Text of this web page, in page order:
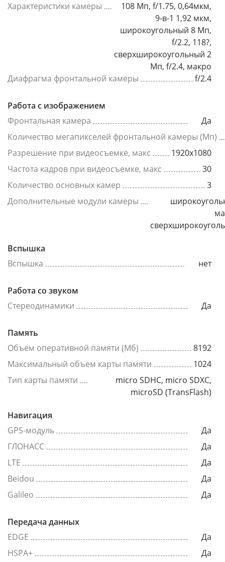
Характеристики камеры
108 Мп, f/1.75, 0,64мкм,
9-в-1 1,92 мкм,
широкоугольный 8 Мп,
f/2.2, 118?,
сверхширокоугольный 2
Мп, f/2.4, макро
Диафрагма фронтальной камеры
f/2.4
Работа с изображением
Фронтальная камера
Да
Количество мегапикселей фронтальной камеры (Мп)
Разрешение при видеосъемке, макс
1920x1080
Частота кадров при видеосъемке, макс
30
Количество основных камер
3
Дополнительные модули камеры
Вспышка
Вспышка
нет
Работа со звуком
Стереодинамики
Да
Память
Объем оперативной памяти (Мб)
8192
Максимальный объем карты памяти
1024
Тип карты памяти
micro SDHC, micro SDXC,
microSD (TransFlash)
Навигация
GPS-модуль
Да
ГЛОНАСС
Да
LTE
Да
Beidou
Да
Galileo
Да
Передача данных
EDGE
Да
HSPA+
Да